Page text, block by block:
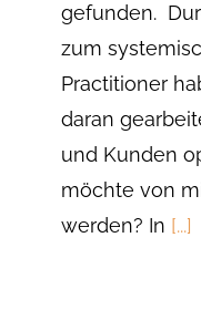
gefunden.
zum
Practitioner
daran
und Kunden
möchte von
werden? In [...]